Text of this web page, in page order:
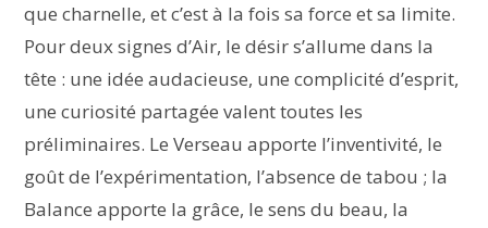
que charnelle, et c’est à la fois sa force et sa limite.
Pour deux signes d’Air, le désir s’allume dans la
tête : une idée audacieuse, une complicité d’esprit,
une curiosité partagée valent toutes les
préliminaires. Le Verseau apporte l’inventivité, le
goût de l’expérimentation, l’absence de tabou ; la
Balance apporte la grâce, le sens du beau, la